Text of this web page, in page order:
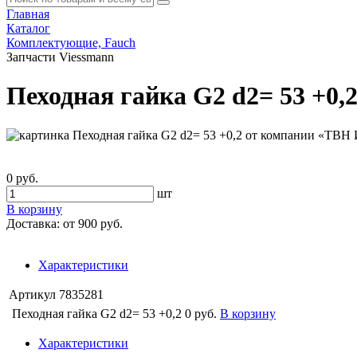
Главная
Каталог
Комплектующие, Fauch
Запчасти Viessmann
Пеходная гайка G2 d2= 53 +0,2
0 руб.
шт
В корзину
Доставка: от 900 руб.
Характеристики
Артикул 7835281
Пеходная гайка G2 d2= 53 +0,2 0 руб. В корзину
Характеристики